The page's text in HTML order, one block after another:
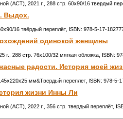
(АСТ), 2021 г., 288 стр. 60x90/16 твердый
Выдох.
16 твёрдый переплёт, ISBN: 978-5-17-
одинокой женщины
г., 288 стр. 76x100/32 мягкая обложка, ISBN:
радости. История моей
мм&Твердый переплет, ISBN: 978-5-
жизни Инны Ли
(АСТ), 2022 г., 356 стр. твердый переплёт,